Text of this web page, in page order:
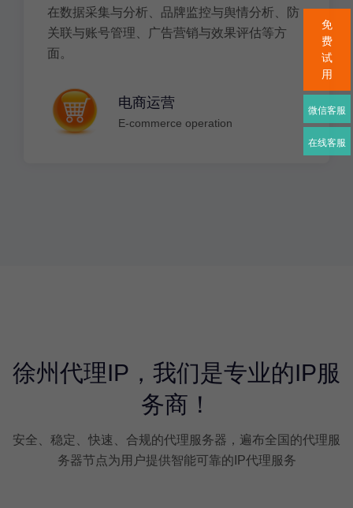
在数据采集与分析、品牌监控与舆情分析、防
关联与账号管理、广告营销与效果评估等方
面。
电商运营
E-commerce operation
徐州代理IP，我们是专业的IP服
务商！
安全、稳定、快速、合规的代理服务器，遍布全国的代理服
务器节点为用户提供智能可靠的IP代理服务
免
费
试
用
微信客服
在线客服